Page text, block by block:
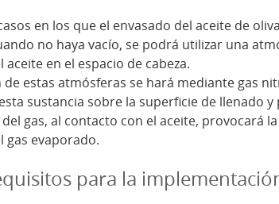
en los que el envasado del aceite de
no haya vacío, se podrá utilizar una
aceite en el espacio de cabeza.
de estas atmósferas se hará mediante gas
sustancia sobre la superficie de llenado
gas, al contacto con el aceite, provocará
gas evaporado.
para la